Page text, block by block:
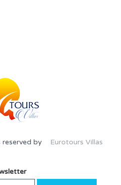
by Eurotours Villas